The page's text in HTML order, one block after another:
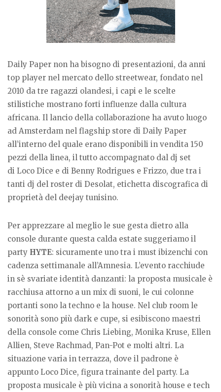
Daily Paper non ha bisogno di presentazioni, da anni
top player nel mercato dello streetwear, fondato nel
2010 da tre ragazzi olandesi, i capi e le scelte
stilistiche mostrano forti influenze dalla cultura
africana. Il lancio della collaborazione ha avuto luogo
ad Amsterdam nel flagship store di Daily Paper
all’interno del quale erano disponibili in vendita 150
pezzi della linea, il tutto accompagnato dal dj set
di Loco Dice e di Benny Rodrigues e Frizzo, due tra i
tanti dj del roster di Desolat, etichetta discografica di
proprietà del deejay tunisino.
Per apprezzare al meglio le sue gesta dietro alla
console durante questa calda estate suggeriamo il
party HYTE: sicuramente uno tra i must ibizenchi con
cadenza settimanale all’Amnesia. L’evento racchiude
in sè svariate identità danzanti: la proposta musicale è
racchiusa attorno a un mix di suoni, le cui colonne
portanti sono la techno e la house. Nel club room le
sonorità sono più dark e cupe, si esibiscono maestri
della console come Chris Liebing, Monika Kruse, Ellen
Allien, Steve Rachmad, Pan-Pot e molti altri. La
situazione varia in terrazza, dove il padrone è
appunto Loco Dice, figura trainante del party. La
proposta musicale è più vicina a sonorità house e tech